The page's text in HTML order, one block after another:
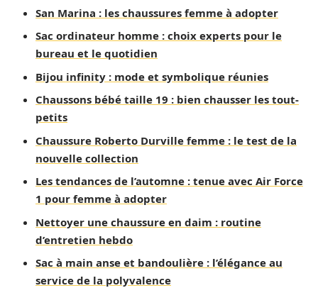
San Marina : les chaussures femme à adopter
Sac ordinateur homme : choix experts pour le
bureau et le quotidien
Bijou infinity : mode et symbolique réunies
Chaussons bébé taille 19 : bien chausser les tout-
petits
Chaussure Roberto Durville femme : le test de la
nouvelle collection
Les tendances de l’automne : tenue avec Air Force
1 pour femme à adopter
Nettoyer une chaussure en daim : routine
d’entretien hebdo
Sac à main anse et bandoulière : l’élégance au
service de la polyvalence